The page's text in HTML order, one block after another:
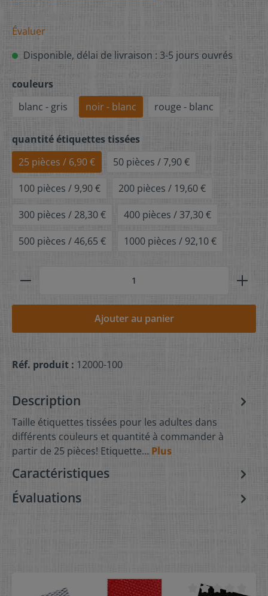
Évaluer
Disponible, délai de livraison : 3-5 jours ouvrés
couleurs
blanc - gris
noir - blanc rouge - blanc
quantité étiquettes tissées
25 pièces / 6,90 €
50 pièces / 7,90 €
100 pièces / 9,90 €
200 pièces / 19,60 €
300 pièces / 28,30 €
400 pièces / 37,30 €
500 pièces / 46,65 €
1000 pièces / 92,10 €
Ajouter au panier
Réf. produit : 12000-100
Description
Taille étiquettes tissées pour les adultes dans
différents couleurs et quantité à commander à
partir de 25 pièces! Etiquette… Plus
Caractéristiques
Évaluations